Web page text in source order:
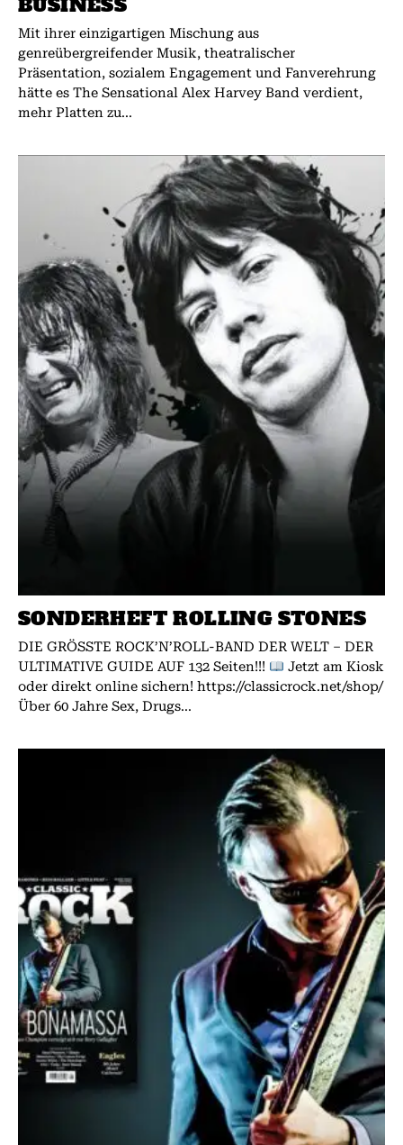
Mit ihrer einzigartigen Mischung aus
genreübergreifender Musik, theatralischer
Präsentation, sozialem Engagement und Fanverehrung
hätte es The Sensational Alex Harvey Band verdient,
mehr Platten zu...
SONDERHEFT ROLLING STONES
DIE GRÖSSTE ROCK’N’ROLL-BAND DER WELT – DER
ULTIMATIVE GUIDE AUF 132 Seiten!!!
Jetzt am Kiosk
oder direkt online sichern! https://classicrock.net/shop/
Über 60 Jahre Sex, Drugs...